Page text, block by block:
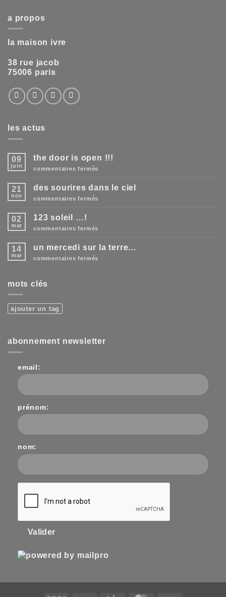
a propos
la maison ivre
38 rue jacob
75006 paris
les actus
09
juin
the door is open !!!
commentaires fermés
is
21
nov
des sourires dans le ciel
commentaires fermés
02
mar
123 soleil …!
commentaires fermés
…!
14
mar
un mercedi sur la terre…
commentaires fermés
mots clés
ajouter un tag
abonnement newsletter
email:
prénom:
nom:
Valider